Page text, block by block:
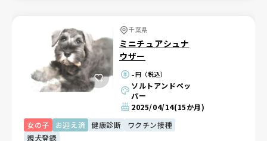
千葉県
ミニチュアシュナ
ウザー
-円（税込）
ソルトアンドペッ
パー
2025/04/14(15か月)
女の子
お迎え済 健康診断
ワクチン接種
親犬登録